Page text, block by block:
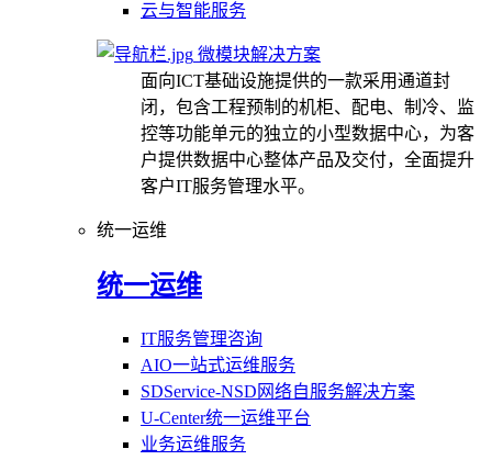
云与智能服务
微模块解决方案
面向ICT基础设施提供的一款采用通道封
闭，包含工程预制的机柜、配电、制冷、监
控等功能单元的独立的小型数据中心，为客
户提供数据中心整体产品及交付，全面提升
客户IT服务管理水平。
统一运维
统一运维
IT服务管理咨询
AIO一站式运维服务
SDService-NSD网络自服务解决方案
U-Center统一运维平台
业务运维服务